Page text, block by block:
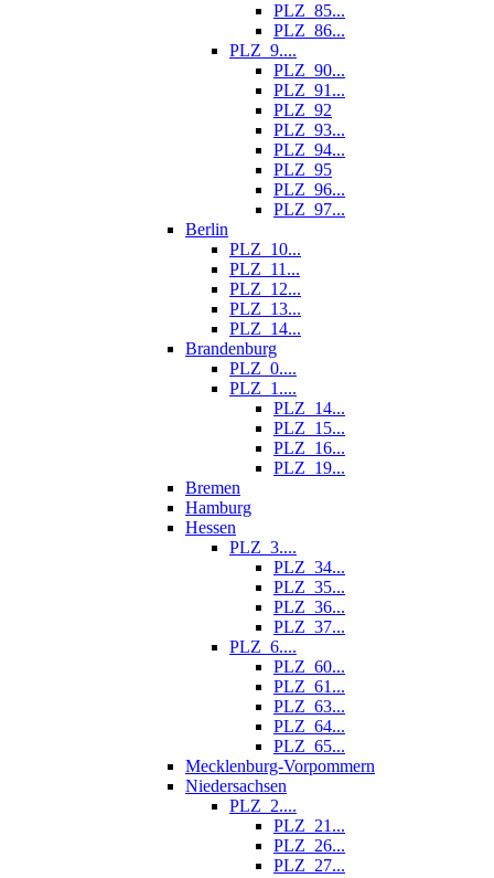
PLZ_85...
PLZ_86...
PLZ_9....
PLZ_90...
PLZ_91...
PLZ_92
PLZ_93...
PLZ_94...
PLZ_95
PLZ_96...
PLZ_97...
Berlin
PLZ_10...
PLZ_11...
PLZ_12...
PLZ_13...
PLZ_14...
Brandenburg
PLZ_0....
PLZ_1....
PLZ_14...
PLZ_15...
PLZ_16...
PLZ_19...
Bremen
Hamburg
Hessen
PLZ_3....
PLZ_34...
PLZ_35...
PLZ_36...
PLZ_37...
PLZ_6....
PLZ_60...
PLZ_61...
PLZ_63...
PLZ_64...
PLZ_65...
Mecklenburg-Vorpommern
Niedersachsen
PLZ_2....
PLZ_21...
PLZ_26...
PLZ_27...